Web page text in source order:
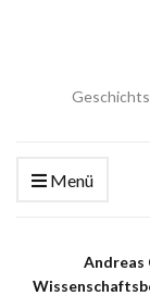
Menü
Andreas